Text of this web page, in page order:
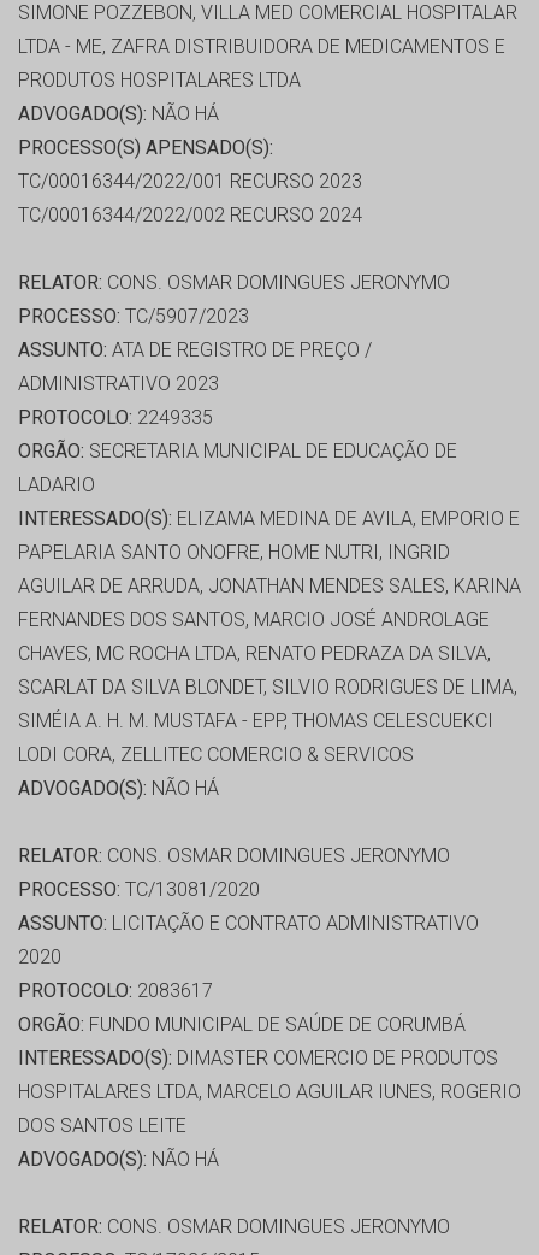
SIMONE POZZEBON, VILLA MED COMERCIAL HOSPITALAR
LTDA - ME, ZAFRA DISTRIBUIDORA DE MEDICAMENTOS E
PRODUTOS HOSPITALARES LTDA
ADVOGADO(S): NÃO HÁ
PROCESSO(S) APENSADO(S):
TC/00016344/2022/001 RECURSO 2023
TC/00016344/2022/002 RECURSO 2024
RELATOR: CONS. OSMAR DOMINGUES JERONYMO
PROCESSO: TC/5907/2023
ASSUNTO: ATA DE REGISTRO DE PREÇO /
ADMINISTRATIVO 2023
PROTOCOLO: 2249335
ORGÃO: SECRETARIA MUNICIPAL DE EDUCAÇÃO DE
LADARIO
INTERESSADO(S): ELIZAMA MEDINA DE AVILA, EMPORIO E
PAPELARIA SANTO ONOFRE, HOME NUTRI, INGRID
AGUILAR DE ARRUDA, JONATHAN MENDES SALES, KARINA
FERNANDES DOS SANTOS, MARCIO JOSÉ ANDROLAGE
CHAVES, MC ROCHA LTDA, RENATO PEDRAZA DA SILVA,
SCARLAT DA SILVA BLONDET, SILVIO RODRIGUES DE LIMA,
SIMÉIA A. H. M. MUSTAFA - EPP, THOMAS CELESCUEKCI
LODI CORA, ZELLITEC COMERCIO & SERVICOS
ADVOGADO(S): NÃO HÁ
RELATOR: CONS. OSMAR DOMINGUES JERONYMO
PROCESSO: TC/13081/2020
ASSUNTO: LICITAÇÃO E CONTRATO ADMINISTRATIVO
2020
PROTOCOLO: 2083617
ORGÃO: FUNDO MUNICIPAL DE SAÚDE DE CORUMBÁ
INTERESSADO(S): DIMASTER COMERCIO DE PRODUTOS
HOSPITALARES LTDA, MARCELO AGUILAR IUNES, ROGERIO
DOS SANTOS LEITE
ADVOGADO(S): NÃO HÁ
RELATOR: CONS. OSMAR DOMINGUES JERONYMO